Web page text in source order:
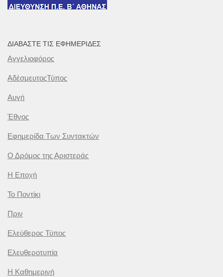
ΔΙΑΒΆΣΤΕ ΤΙΣ ΕΦΗΜΕΡΊΔΕΣ
Αγγελιοφόρος
ΑδέσμευτοςΤύπος
Αυγή
Έθνος
Εφημερίδα Των Συντακτών
Ο Δρόμος της Αριστεράς
Η Εποχή
Το Ποντίκι
Πριν
Ελεύθερος Τύπος
Ελευθεροτυπία
Η Καθημερινή